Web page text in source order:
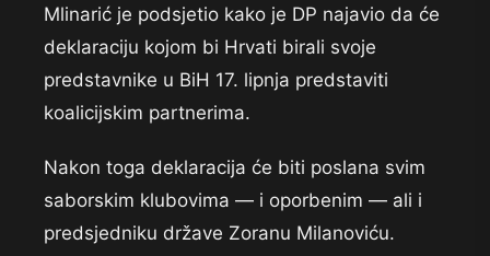
Mlinarić je podsjetio kako je DP najavio da će
deklaraciju kojom bi Hrvati birali svoje
predstavnike u BiH 17. lipnja predstaviti
koalicijskim partnerima.
Nakon toga deklaracija će biti poslana svim
saborskim klubovima — i oporbenim — ali i
predsjedniku države Zoranu Milanoviću.